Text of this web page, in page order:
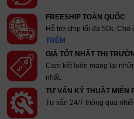
FREESHIP TOÀN QUỐC
Hỗ trợ ship tối đa 50k.
THÊM
GIÁ TỐT NHẤT THỊ
Cam kết luôn mang lại
nhất.
TƯ VẤN KỸ THUẬT MIỄN
Tư vấn 24/7 thông qua